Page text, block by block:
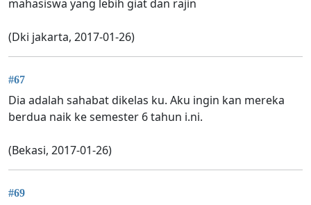
mahasiswa yang lebih giat dan rajin
(Dki jakarta, 2017-01-26)
#67
Dia adalah sahabat dikelas ku. Aku ingin kan mereka
berdua naik ke semester 6 tahun i.ni.
(Bekasi, 2017-01-26)
#69